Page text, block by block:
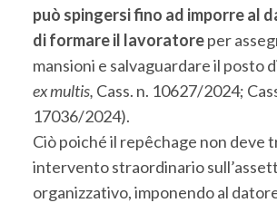
può spingersi fino ad imporre al
di formare il lavoratoreper
mansioni e salvaguardare il posto
ex multis, Cass. n. 10627/2024;
17036/2024).
Ciò poiché il repêchage non deve
intervento straordinario
organizzativo, imponendo al